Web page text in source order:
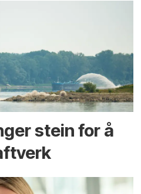
stein for å